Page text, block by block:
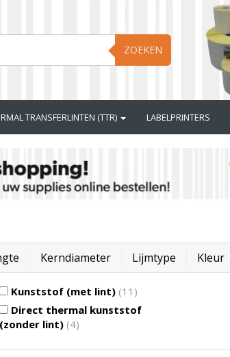
ZOEKEN
TRANSFERLINTEN (TTR) LABELPRINTERS
Kerndiameter Lijmtype Kleur
Kunststof (met lint) (11)
Direct thermal kunststof
(zonder lint) (4)